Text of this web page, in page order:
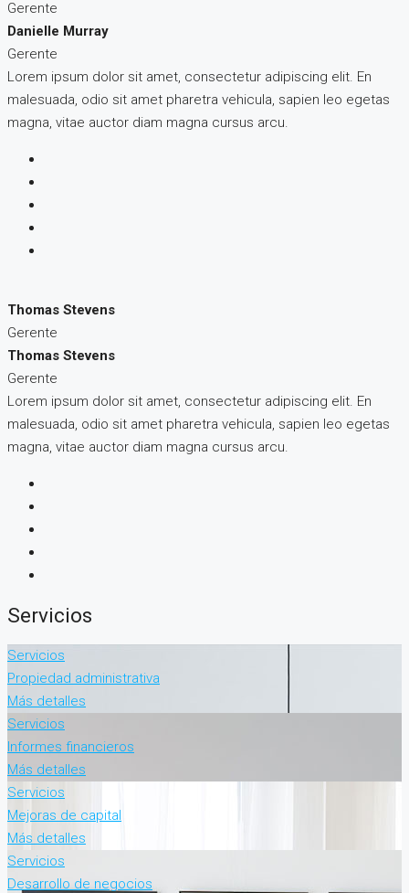
Gerente
Danielle Murray
Gerente
Lorem ipsum dolor sit amet, consectetur adipiscing elit. En
malesuada, odio sit amet pharetra vehicula, sapien leo egetas
magna, vitae auctor diam magna cursus arcu.
Thomas Stevens
Gerente
Thomas Stevens
Gerente
Lorem ipsum dolor sit amet, consectetur adipiscing elit. En
malesuada, odio sit amet pharetra vehicula, sapien leo egetas
magna, vitae auctor diam magna cursus arcu.
Servicios
Servicios
Propiedad administrativa
Más detalles
Servicios
Informes financieros
Más detalles
Servicios
Mejoras de capital
Más detalles
Servicios
Desarrollo de negocios